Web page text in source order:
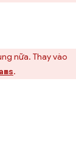
nữa. Thay vào
.